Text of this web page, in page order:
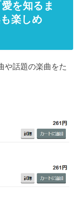
を知るま
楽しめ
や話題の楽曲をた